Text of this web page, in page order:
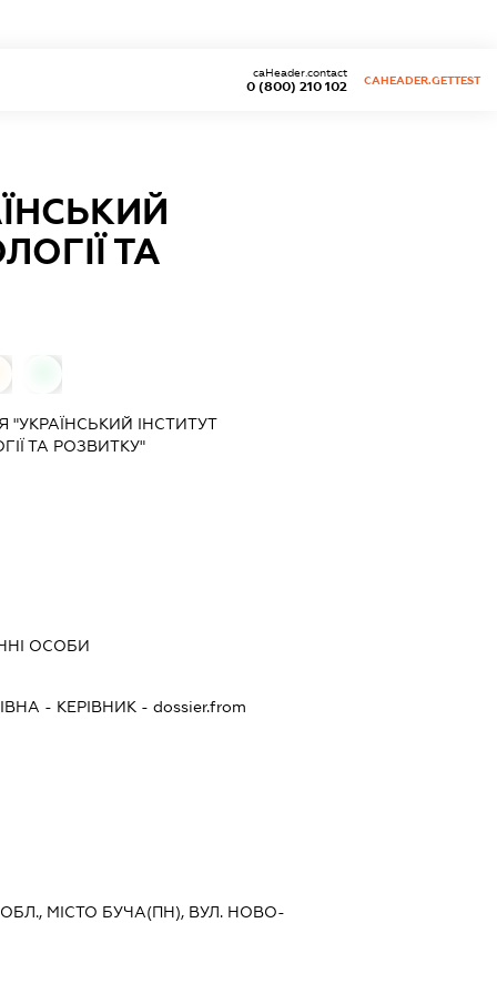
0 (800) 210 102
caHeader.contact
CAHEADER.GETTEST
ТА
"УКРАЇНСЬКИЙ ІНСТИТУТ
ТА РОЗВИТКУ"
ОСОБИ
- КЕРІВНИК - dossier.from
ОБЛ., МІСТО БУЧА(ПН), ВУЛ. НОВО-